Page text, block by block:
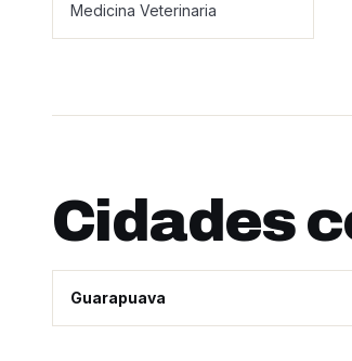
Medicina Veterinaria
Cidades
Guarapuava